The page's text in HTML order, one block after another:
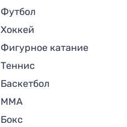
Футбол
Хоккей
Фигурное катание
Теннис
Баскетбол
MMA
Бокс